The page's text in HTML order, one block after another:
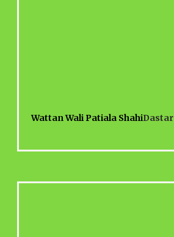
Wattan Wali Patiala ShahiDastar